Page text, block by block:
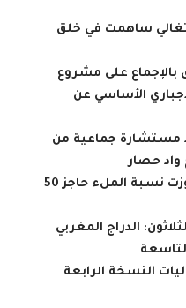
ساهمت في خلق
على مشروع
الأساسي عن
مستشارة جماعية من
حصار
المغرب.. بعض السدود تجاوزت نسبة الملء حاجز 50
الدراج المغربي
النسخة الرابعة